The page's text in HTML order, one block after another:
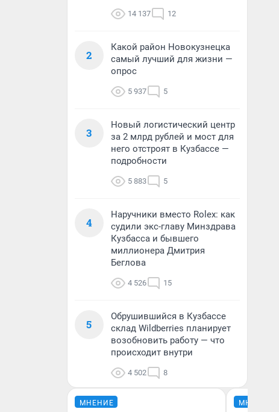
14 137 12
2
Какой район Новокузнецка
самый лучший для жизни —
опрос
5 937 5
3
Новый логистический центр
за 2 млрд рублей и мост для
него отстроят в Кузбассе —
подробности
5 883 5
4
Наручники вместо Rolex: как
судили экс-главу Минздрава
Кузбасса и бывшего
миллионера Дмитрия
Беглова
4 526 15
5
Обрушившийся в Кузбассе
склад Wildberries планирует
возобновить работу — что
происходит внутри
4 502 8
МНЕНИЕ МНЕНИЕ